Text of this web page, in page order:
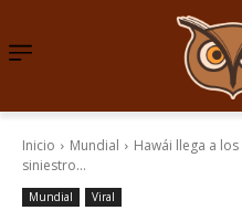
Inicio Mundial
Hawái llega a
siniestro...
Mundial Viral